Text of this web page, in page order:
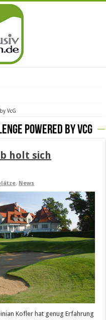
VcG
powered by VcG
holt sich
, News
Kofler hat genug Erfahrung